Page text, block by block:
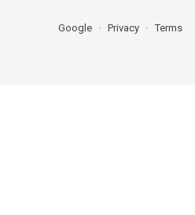
Google Privacy Terms